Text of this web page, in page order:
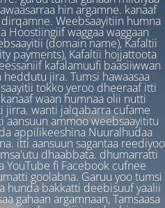
hin argamne. kanaaf
Weebsaayitiin humna
Hoostiingiif waggaa waggaan
(domain name), Kafaltii
payments), Kafaltii hojjattoota
kafalamuufi baasiiwwan
jira. Tumsi hawaasaa
tokko yeroo dheeraaf itti
waan humnaa olii nutti
jirra. wanti jalqabarra cufame
aansuun ammoo weebsaayititu
appilikeeshina Nuuralhudaa
itti aansuun sagantaa reediyoo
dhaabbata. dhumarratti
YouTube fi Facebook cufnee
goolabna. Garuu yoo tumsi
hunda bakkatti deebisuuf yaalii
gahaan argamnaan, Tamsaasa